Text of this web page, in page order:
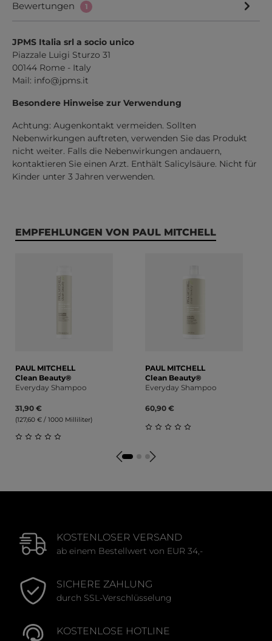
Bewertungen
1
JPMS Italia srl a socio unico
Piazzale Luigi Sturzo 31
00144 Rome - Italy
Mail: info@jpms.it
Besondere Hinweise zur Verwendung
Achtung: Augenkontakt vermeiden. Sollten
Nebenwirkungen auftreten, verwenden Sie das Produkt
nicht weiter. Falls die Nebenwirkungen andauern,
kontaktieren Sie einen Arzt. Enthält Salicylsäure. Nicht für
Kinder unter 3 Jahren verwenden.
Produktgalerie überspringen
EMPFEHLUNGEN VON PAUL MITCHELL
PAUL MITCHELL
Clean Beauty®
Everyday Shampoo
31,90 €
(127,60 € / 1000 Milliliter)
Durchschnittliche Bewertung von 0 von 5 Sternen
PAUL MITCHELL
Clean Beauty®
Everyday Shampoo
60,90 €
KOSTENLOSER VERSAND
ab einem Bestellwert von EUR 34,-
SICHERE ZAHLUNG
durch SSL-Verschlüsselung
KOSTENLOSE HOTLINE